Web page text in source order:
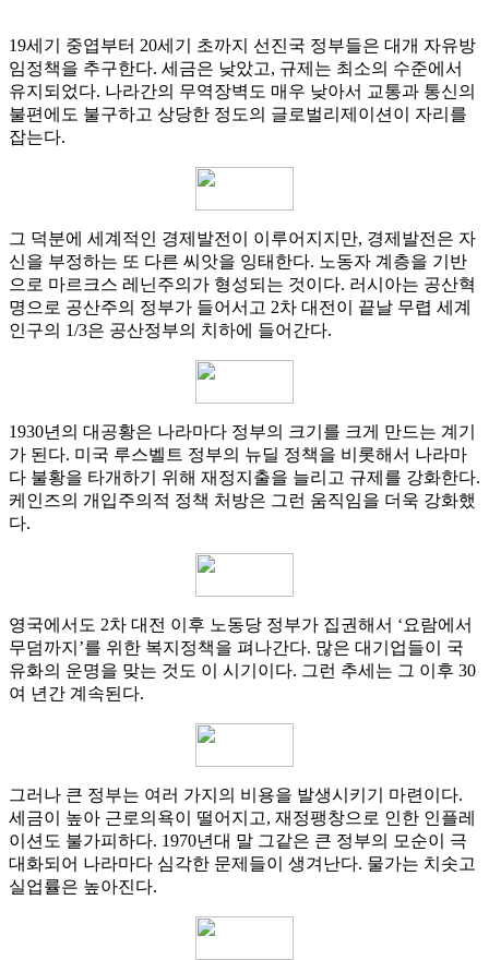
19세기 중엽부터 20세기 초까지 선진국 정부들은 대개 자유방
임정책을 추구한다. 세금은 낮았고, 규제는 최소의 수준에서
유지되었다. 나라간의 무역장벽도 매우 낮아서 교통과 통신의
불편에도 불구하고 상당한 정도의 글로벌리제이션이 자리를
잡는다.
그 덕분에 세계적인 경제발전이 이루어지지만, 경제발전은 자
신을 부정하는 또 다른 씨앗을 잉태한다. 노동자 계층을 기반
으로 마르크스 레닌주의가 형성되는 것이다. 러시아는 공산혁
명으로 공산주의 정부가 들어서고 2차 대전이 끝날 무렵 세계
인구의 1/3은 공산정부의 치하에 들어간다.
1930년의 대공황은 나라마다 정부의 크기를 크게 만드는 계기
가 된다. 미국 루스벨트 정부의 뉴딜 정책을 비롯해서 나라마
다 불황을 타개하기 위해 재정지출을 늘리고 규제를 강화한다.
케인즈의 개입주의적 정책 처방은 그런 움직임을 더욱 강화했
다.
영국에서도 2차 대전 이후 노동당 정부가 집권해서 ‘요람에서
무덤까지’를 위한 복지정책을 펴나간다. 많은 대기업들이 국
유화의 운명을 맞는 것도 이 시기이다. 그런 추세는 그 이후 30
여 년간 계속된다.
그러나 큰 정부는 여러 가지의 비용을 발생시키기 마련이다.
세금이 높아 근로의욕이 떨어지고, 재정팽창으로 인한 인플레
이션도 불가피하다. 1970년대 말 그같은 큰 정부의 모순이 극
대화되어 나라마다 심각한 문제들이 생겨난다. 물가는 치솟고
실업률은 높아진다.